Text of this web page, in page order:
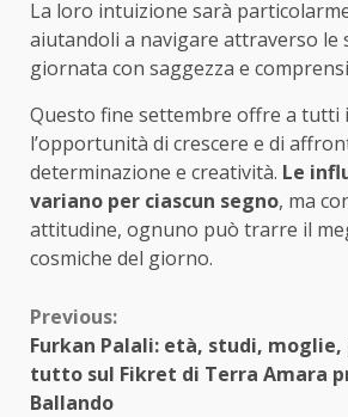
La loro intuizione sarà
aiutandoli a navigare attraverso le
giornata con saggezza e
Questo fine settembre offre a tutti
l’opportunità di crescere e di
determinazione e creatività. Le
variano per ciascun segno, ma
attitudine, ognuno può trarre il
cosmiche del giorno.
Continue
Reading
Previous:
Furkan Palali: età, studi,
tutto sul Fikret di Terra Amara
Ballando